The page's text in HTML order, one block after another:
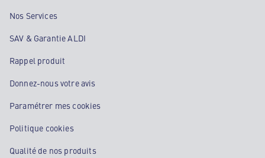
Nos Services
SAV & Garantie ALDI
Rappel produit
Donnez-nous votre avis
Paramétrer mes cookies
Politique cookies
Qualité de nos produits